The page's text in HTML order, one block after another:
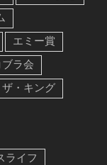
エミー賞
ブラ会
ザ・キング
ライフ